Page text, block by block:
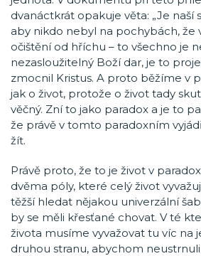
dvanáctkrát opakuje věta: „Je naší
aby nikdo nebyl na pochybách, že
očištění od hříchu – to všechno je
nezasloužitelný Boží dar, je to
zmocnil Kristus. A proto běžíme v
jak o život, protože o život tady
věčný. Zní to jako paradox a je to
že právě v tomto paradoxním
žít.
Právě proto, že to je život v
dvěma póly, které celý život
těžší hledat nějakou univerzální
by se měli křesťané chovat. V té
života musíme vyvažovat tu víc na
druhou stranu, abychom